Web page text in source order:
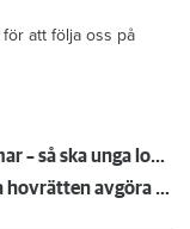
för att följa oss på
Nu sänks avgiften för 30 000 medlemmar – så ska unga lockas till Hyresgästföreningen
Hyror höjs trots dåligt underhåll – nu ska hovrätten avgöra oklart rättsläge